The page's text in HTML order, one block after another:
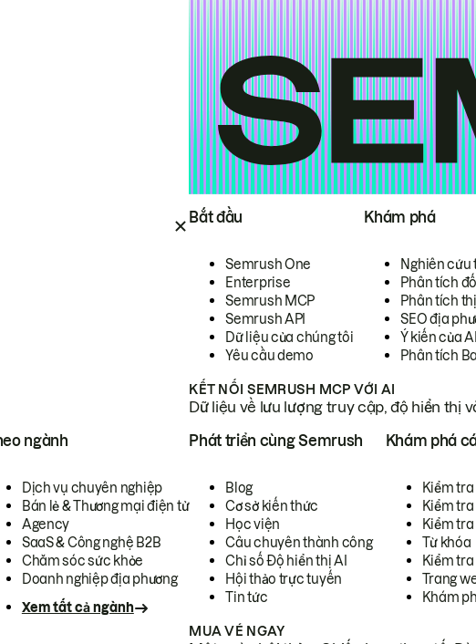
Bắt đầu
Semrush One
Enterprise
Semrush MCP
Semrush API
Dữ liệu của chúng tôi
Yêu cầu demo
Khám phá
Nghiên cứu
Phân tích
Phân tích
SEO địa
Ý kiến của
Phân tích
KẾT NỐI SEMRUSH MCP VỚI AI
Dữ liệu về lưu lượng truy cập, độ hiển thị
ngành
Dịch vụ chuyên nghiệp
Bán lẻ & Thương mại điện tử
Agency
SaaS & Công nghệ B2B
Chăm sóc sức khỏe
Doanh nghiệp địa phương
Xem tất cả ngành
Phát triển cùng Semrush
Blog
Cơ sở kiến thức
Học viện
Câu chuyên thành công
Chỉ số Độ hiển thị AI
Hội thảo trực tuyến
Tin tức
Khám phá
Kiểm
Kiểm tra
Kiểm
Từ khóa
Kiểm
Trang
Khám
MUA VÉ NGAY